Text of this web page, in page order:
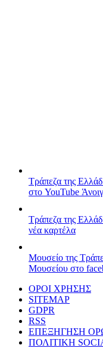
Τράπεζα της
στο YouTube
Τράπεζα της
νέα καρτέλα
Μουσείο της
Μουσείου στο
ΟΡΟΙ ΧΡΗΣΗΣ
SITEMAP
GDPR
RSS
ΕΠΕΞΗΓΗΣΗ
ΠΟΛΙΤΙΚΗ